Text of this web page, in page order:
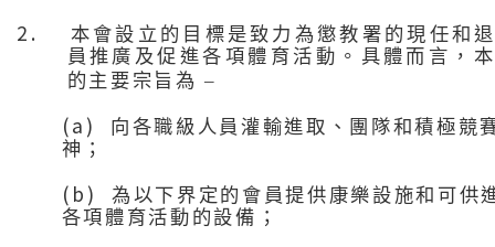
2.
本會設立的目標是致力為懲教署的現任和
員推廣及促進各項體育活動。具體而言，
的主要宗旨為 –
(a)
向各職級人員灌輸進取、團隊和積極競
神；
(b)
為以下界定的會員提供康樂設施和可供
各項體育活動的設備；